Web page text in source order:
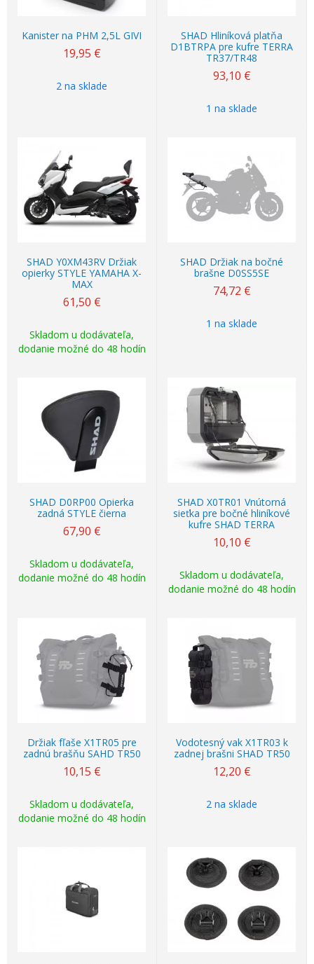
Kanister na PHM 2,5L GIVI
19,95 €
2 na sklade
SHAD Hliníková platňa
D1BTRPA pre kufre TERRA
TR37/TR48
93,10 €
1 na sklade
SHAD Y0XM43RV Držiak
opierky STYLE YAMAHA X-
MAX
61,50 €
Skladom u dodávateľa,
dodanie možné do 48 hodín
SHAD Držiak na bočné
brašne D0SS5SE
74,72 €
1 na sklade
SHAD D0RP00 Opierka
zadná STYLE čierna
67,90 €
Skladom u dodávateľa,
dodanie možné do 48 hodín
SHAD X0TR01 Vnútorná
sieťka pre bočné hliníkové
kufre SHAD TERRA
10,10 €
Skladom u dodávateľa,
dodanie možné do 48 hodín
Držiak fľaše X1TR05 pre
zadnú brašňu SAHD TR50
10,15 €
Skladom u dodávateľa,
dodanie možné do 48 hodín
Vodotesný vak X1TR03 k
zadnej brašni SHAD TR50
12,20 €
2 na sklade